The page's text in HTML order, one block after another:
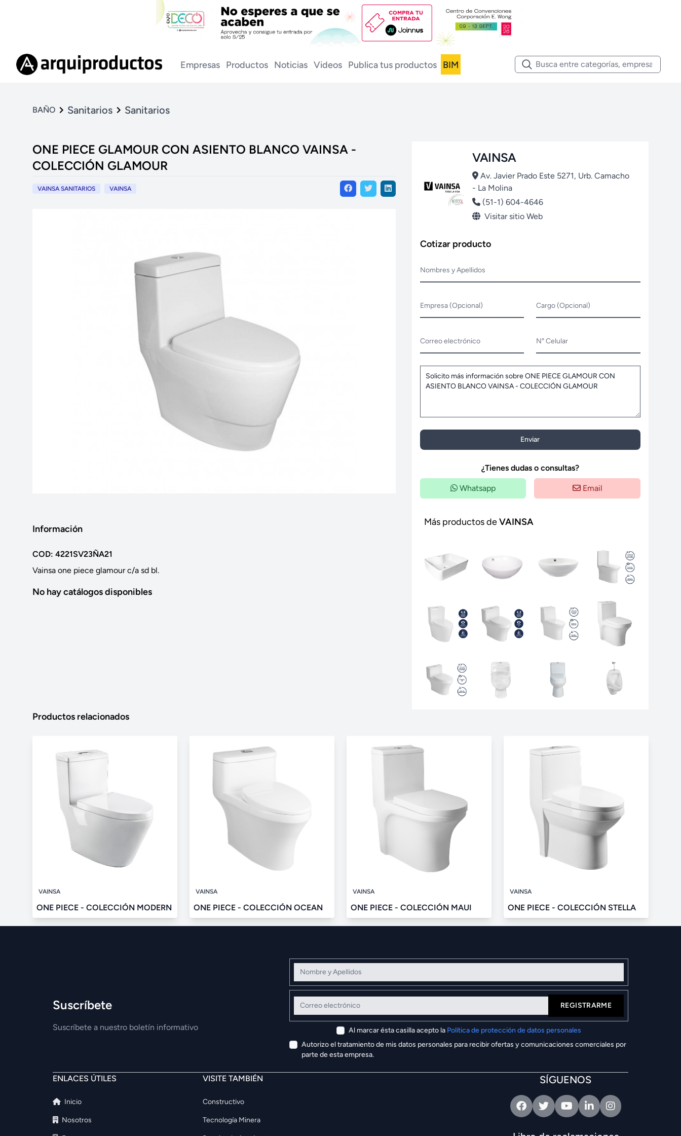
Empresas Productos Noticias Videos Publica tus productos BIM
BAÑO Sanitarios Sanitarios
ONE PIECE GLAMOUR CON ASIENTO BLANCO VAINSA -
COLECCIÓN GLAMOUR
VAINSA SANITARIOS VAINSA
Información
COD: 4221SV23ÑA21
Vainsa one piece glamour c/a sd bl.
No hay catálogos disponibles
VAINSA
Av. Javier Prado Este 5271, Urb. Camacho
- La Molina
(51-1) 604-4646
Visitar sitio Web
Cotizar producto
Nombres y Apellidos
Empresa (Opcional) Cargo (Opcional)
Correo electrónico N° Celular
Enviar
¿Tienes dudas o consultas?
Whatsapp Email
Más productos deVAINSA
Productos relacionados
VAINSA
ONE PIECE - COLECCIÓN MODERN
VAINSA
ONE PIECE - COLECCIÓN OCEAN
VAINSA
ONE PIECE - COLECCIÓN MAUI
VAINSA
ONE PIECE - COLECCIÓN STELLA
Suscríbete
Suscríbete a nuestro boletín informativo
Nombre y Apellidos
Correo electrónico
REGISTRARME
Al marcar ésta casilla acepto la Política de protección de datos personales
Autorizo el tratamiento de mis datos personales para recibir ofertas y comunicaciones comerciales por
parte de esta empresa.
ENLACES ÚTILES
Inicio
Nosotros
VISITE TAMBIÉN
Constructivo
Tecnología Minera
SÍGUENOS
FacebookTwitterYoutubeLinkedinIntagram